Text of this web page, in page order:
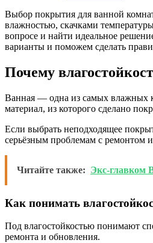
Выбор покрытия для ванной
влажностью, скачками
вопросе и найти идеальное
варианты и поможем сделать
Почему
Ванная — одна из самых влажных
материал, из которого сделано
Если выбрать неподходящее
серьёзным проблемам с ремонтом
Читайте также: Экс-главком
Как понимать
Под влагостойкостью понимают
ремонта и обновления.